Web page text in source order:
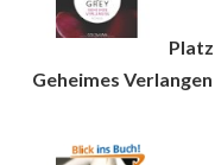
Geheimes Verlangen